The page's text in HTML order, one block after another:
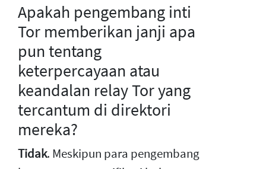
Apakah pengembang inti
Tor memberikan janji apa
pun tentang
keterpercayaan atau
keandalan relay Tor yang
tercantum di direktori
mereka?
Tidak. Meskipun para pengembang